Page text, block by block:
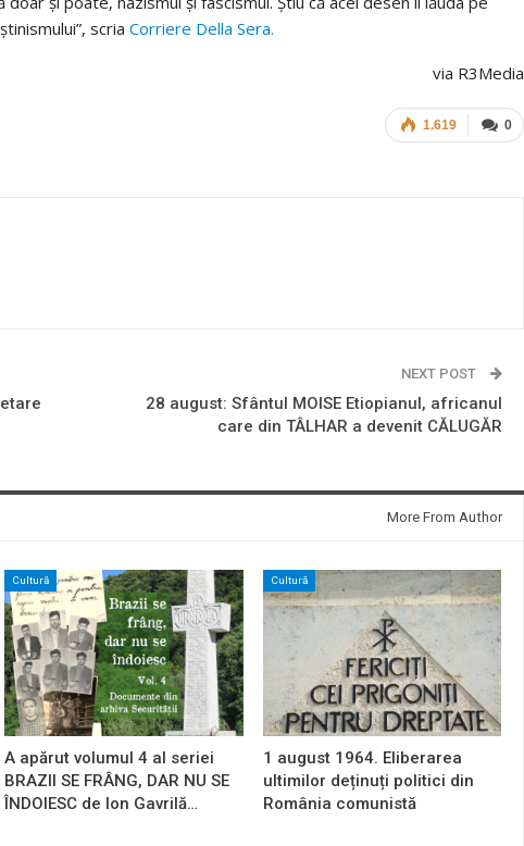
scria Corriere Della Sera.
via R3Media
0
1.619
NEXT POST
28 august: Sfântul MOISE Etiopianul, africanul
care din TÂLHAR a devenit CĂLUGĂR
More From Author
Cultură
A apărut volumul 4 al seriei
BRAZII SE FRÂNG, DAR NU SE
ÎNDOIESC de Ion Gavrilă…
Cultură
1 august 1964. Eliberarea
ultimilor deținuți politici din
România comunistă